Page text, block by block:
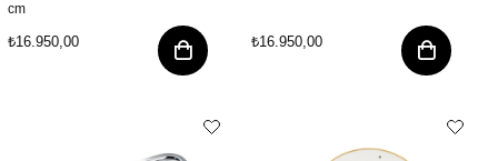
cm
₺16.950,00 ₺16.950,00